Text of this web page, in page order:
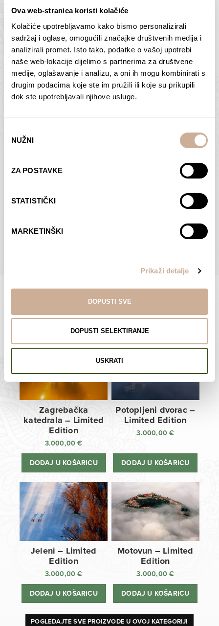
Ova web-stranica koristi kolačiće
Kolačiće upotrebljavamo kako bismo personalizirali
sadržaj i oglase, omogućili značajke društvenih medija i
analizirali promet. Isto tako, podatke o vašoj upotrebi
naše web-lokacije dijelimo s partnerima za društvene
medije, oglašavanje i analizu, a oni ih mogu kombinirati s
drugim podacima koje ste im pružili ili koje su prikupili
dok ste upotrebljavali njihove usluge.
pristanka
NUŽNI
ZA POSTAVKE
STATISTIČKI
MARKETINŠKI
Prikaži detalje
DOPUSTI SVE
DOPUSTI SELEKTIRANJE
USKRATI
Butan – ljudi 2
75,00€ – 138,00€Raspon
cijena:
od
75,00 €
138,00 €
ODABERI OPCIJE
Antarktika – krajolik
2
75,00€ – 138,00€Raspon
cijena:
od
ODABERI OPCIJE
Dolac
ODABERI OPCIJE
Moreškanti – sjena
€Raspon
od
75,00 €
do
138,00 €
ODABERI OPCIJE
POGLEDAJTE SVE PROIZVODE U OVOJ KATEGORIJI
Limited Edition Fotografije
Zagrebačka
katedrala – Limited
Edition
3.000,00€
DODAJ U KOŠARICU
Potopljeni dvorac –
Limited Edition
3.000,00€
DODAJ U KOŠARICU
Jeleni – Limited
Edition
3.000,00€
DODAJ U KOŠARICU
Motovun – Limited
Edition
3.000,00€
DODAJ U KOŠARICU
POGLEDAJTE SVE PROIZVODE U OVOJ KATEGORIJI